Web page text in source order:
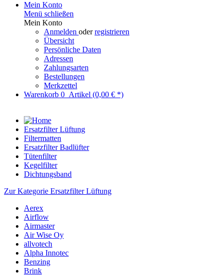
Mein Konto
Menü schließen
Mein Konto
Anmelden oderregistrieren
Übersicht
Persönliche Daten
Adressen
Zahlungsarten
Bestellungen
Merkzettel
Warenkorb 0 Artikel (0,00 € *)
Ersatzfilter Lüftung
Filtermatten
Ersatzfilter Badlüfter
Tütenfilter
Kegelfilter
Dichtungsband
Zur Kategorie Ersatzfilter Lüftung
Aerex
Airflow
Airmaster
Air Wise Oy
allvotech
Alpha Innotec
Benzing
Brink